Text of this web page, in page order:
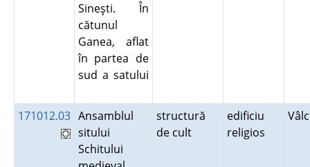
Sineşti. În
cătunul
Ganea, aflat
în partea de
sud a satului
171012.03 Ansamblul
sitului
Schitului
structură
de cult
edificiu
religios